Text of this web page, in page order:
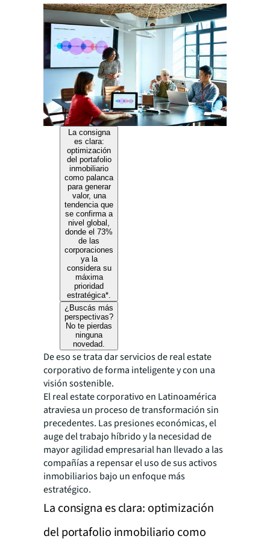
La consigna
es clara:
optimización
del portafolio
inmobiliario
como palanca
para generar
valor, una
tendencia que
se confirma a
nivel global,
donde el 73%
de las
corporaciones
ya la
considera su
máxima
prioridad
estratégica*.
¿Buscás más
perspectivas?
No te pierdas
ninguna
novedad.
De eso se trata dar servicios de real estate
corporativo de forma inteligente y con una
visión sostenible.
El real estate corporativo en Latinoamérica
atraviesa un proceso de transformación sin
precedentes. Las presiones económicas, el
auge del trabajo híbrido y la necesidad de
mayor agilidad empresarial han llevado a las
compañías a repensar el uso de sus activos
inmobiliarios bajo un enfoque más
estratégico.
La consigna es clara: optimización
del portafolio inmobiliario como